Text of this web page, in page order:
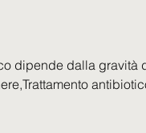
dipende dalla gravità